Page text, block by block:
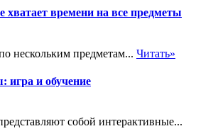
хватает времени на все предметы
нескольким предметам... Читать»
и обучение
собой интерактивные...